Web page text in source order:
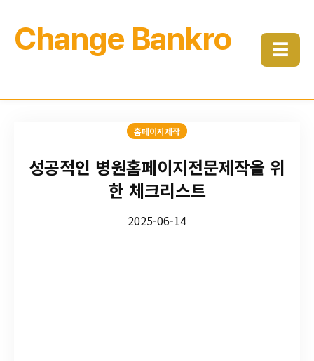
Change Bankro ☰
홈페이지제작
성공적인 병원홈페이지전문제작을 위
한 체크리스트
2025-06-14